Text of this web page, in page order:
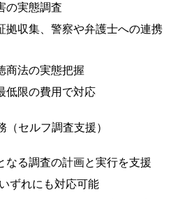
の実態調査
拠収集、警察や弁護士への連携
商法の実態把握
低限の費用で対応
セルフ調査支援）
なる調査の計画と実行を支援
ずれにも対応可能